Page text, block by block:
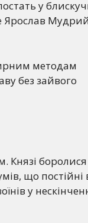
у
Ярослав
методам
без зайвого
Князі боролися
що постійні
у